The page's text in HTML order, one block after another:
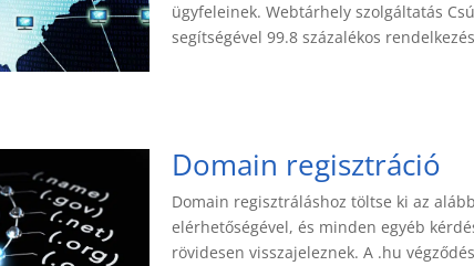
ügyfeleinek. Webtárhely szolgáltatás
segítségével 99.8 százalékos
Domain regisztráció
Domain regisztráláshoz töltse ki az
elérhetőségével, és minden egyéb
rövidesen visszajeleznek. A .hu